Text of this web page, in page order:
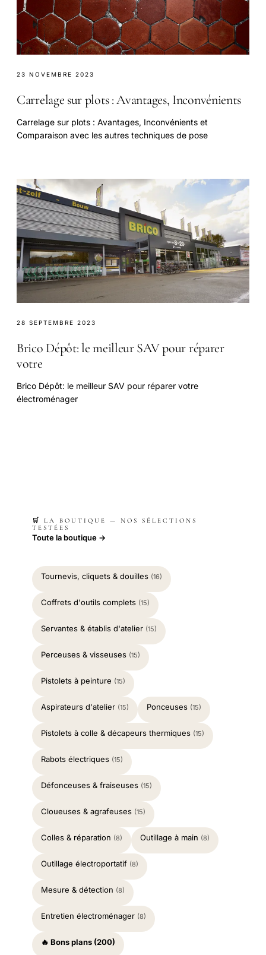
23 NOVEMBRE 2023
Carrelage sur plots : Avantages, Inconvénients
Carrelage sur plots : Avantages, Inconvénients et
Comparaison avec les autres techniques de pose
28 SEPTEMBRE 2023
Brico Dépôt: le meilleur SAV pour réparer
votre
Brico Dépôt: le meilleur SAV pour réparer votre
électroménager
🛒 LA BOUTIQUE — NOS SÉLECTIONS
TESTÉES
Toute la boutique →
Tournevis, cliquets & douilles (16)
Coffrets d'outils complets (15)
Servantes & établis d'atelier (15)
Perceuses & visseuses (15)
Pistolets à peinture (15)
Aspirateurs d'atelier (15) Ponceuses (15)
Pistolets à colle & décapeurs thermiques (15)
Rabots électriques (15)
Défonceuses & fraiseuses (15)
Cloueuses & agrafeuses (15)
Colles & réparation (8) Outillage à main (8)
Outillage électroportatif (8)
Mesure & détection (8)
Entretien électroménager (8)
🔥 Bons plans (200)